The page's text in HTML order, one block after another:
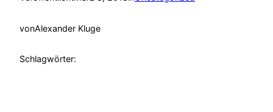
vonAlexander Kluge
Schlagwörter: